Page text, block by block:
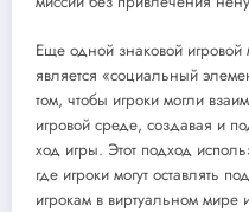
Еще одной знаковой
является «социальный
том, чтобы игроки могли
игровой среде, создавая и
ход игры. Этот подход
где игроки могут оставлять
игрокам в виртуальном мире